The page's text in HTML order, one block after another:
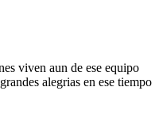
viven aun de ese equipo
alegrias en ese tiempo